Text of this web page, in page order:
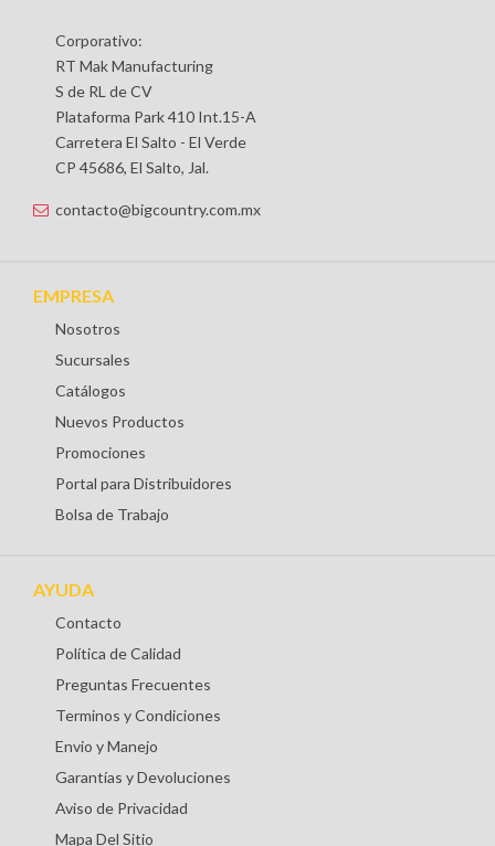
Corporativo:
RT Mak Manufacturing
S de RL de CV
Plataforma Park 410 Int.15-A
Carretera El Salto - El Verde
CP 45686, El Salto, Jal.
contacto@bigcountry.com.mx
EMPRESA
Nosotros
Sucursales
Catálogos
Nuevos Productos
Promociones
Portal para Distribuidores
Bolsa de Trabajo
AYUDA
Contacto
Política de Calidad
Preguntas Frecuentes
Terminos y Condiciones
Envio y Manejo
Garantías y Devoluciones
Aviso de Privacidad
Mapa Del Sitio